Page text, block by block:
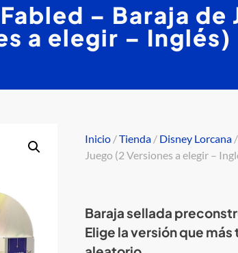
– Baraja de
a elegir – Inglés)
Inicio /Tienda / Disney Lorcana /
Juego (2 Versiones a elegir –
Baraja sellada
Elige la versión que